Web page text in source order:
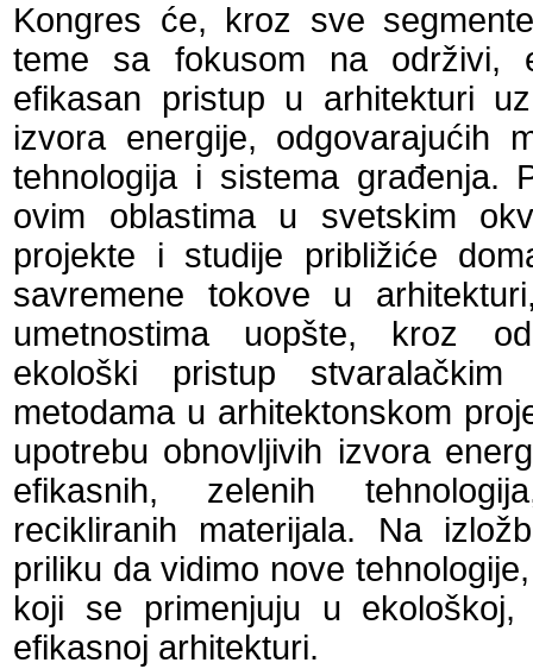
Kongres će, kroz sve
teme sa fokusom na održivi,
efikasan pristup u arhitekturi
izvora energije, odgovarajućih
tehnologija i sistema građenja.
ovim oblastima u svetskim
projekte i studije približiće
savremene tokove u
umetnostima uopšte, kroz
ekološki pristup
metodama u arhitektonskom
upotrebu obnovljivih izvora
efikasnih, zelenih
recikliranih materijala. Na
priliku da vidimo nove
koji se primenjuju u
efikasnoj arhitekturi.